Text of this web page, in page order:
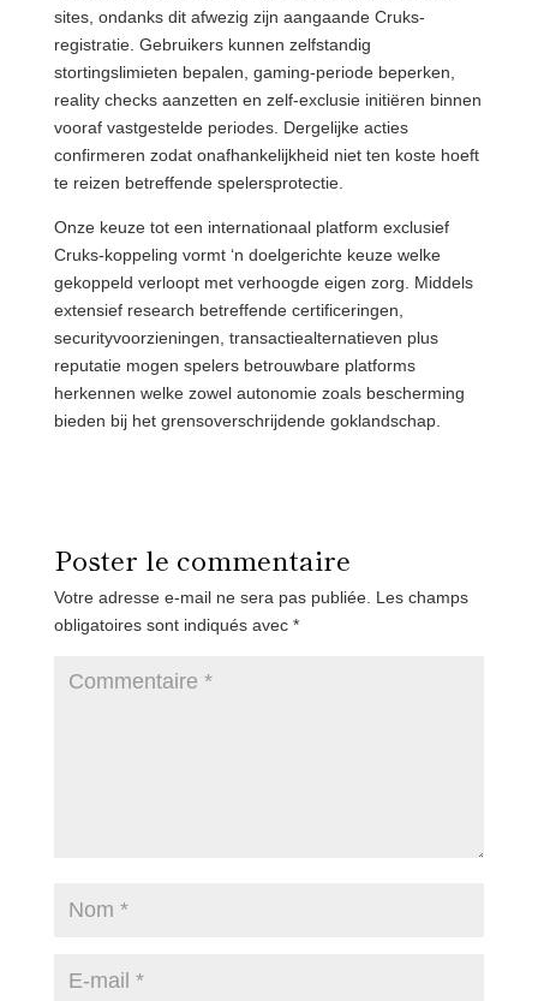
sites, ondanks dit afwezig zijn aangaande Cruks-
registratie. Gebruikers kunnen zelfstandig
stortingslimieten bepalen, gaming-periode beperken,
reality checks aanzetten en zelf-exclusie initiëren binnen
vooraf vastgestelde periodes. Dergelijke acties
confirmeren zodat onafhankelijkheid niet ten koste hoeft
te reizen betreffende spelersprotectie.
Onze keuze tot een internationaal platform exclusief
Cruks-koppeling vormt ‘n doelgerichte keuze welke
gekoppeld verloopt met verhoogde eigen zorg. Middels
extensief research betreffende certificeringen,
securityvoorzieningen, transactiealternatieven plus
reputatie mogen spelers betrouwbare platforms
herkennen welke zowel autonomie zoals bescherming
bieden bij het grensoverschrijdende goklandschap.
Poster le commentaire
Votre adresse e-mail ne sera pas publiée. Les champs
obligatoires sont indiqués avec *